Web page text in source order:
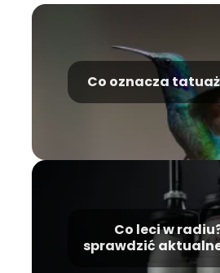
Co oznacza
Co leci w
sprawdzić
i utwory?